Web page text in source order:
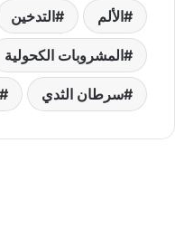
الألم التدخين
المشروبات الكحولية
سرطان الثدي